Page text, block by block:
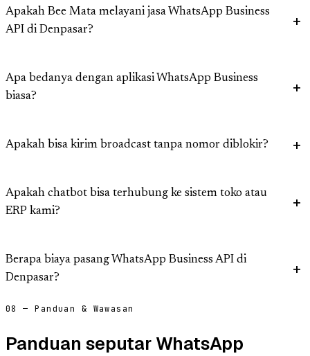
Apakah Bee Mata melayani jasa WhatsApp Business
API di Denpasar?
Apa bedanya dengan aplikasi WhatsApp Business
biasa?
Apakah bisa kirim broadcast tanpa nomor diblokir?
Apakah chatbot bisa terhubung ke sistem toko atau
ERP kami?
Berapa biaya pasang WhatsApp Business API di
Denpasar?
08 — Panduan & Wawasan
Panduan seputar WhatsApp